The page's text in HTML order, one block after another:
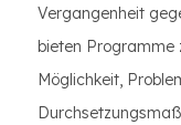
Vergangenheit
bieten Programme
Möglichkeit,